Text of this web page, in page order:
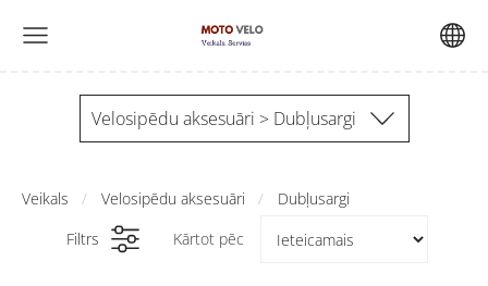
Velosipēdu aksesuāri > Dubļusargi
Veikals Velosipēdu aksesuāri
Dubļusargi
Filtrs
Kārtot pēc